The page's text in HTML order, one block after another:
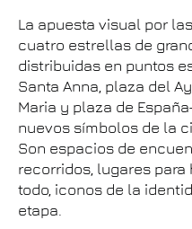
La apuesta visual por
cuatro estrellas de
distribuidas en puntos
Santa Anna, plaza del
Maria y plaza de
nuevos símbolos de la
Son espacios de
recorridos, lugares
todo, iconos de la
etapa.